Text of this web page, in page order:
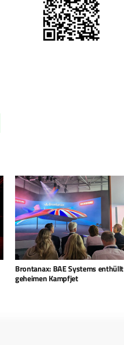
Brontanax: BAE Systems enthüllt
geheimen Kampfjet